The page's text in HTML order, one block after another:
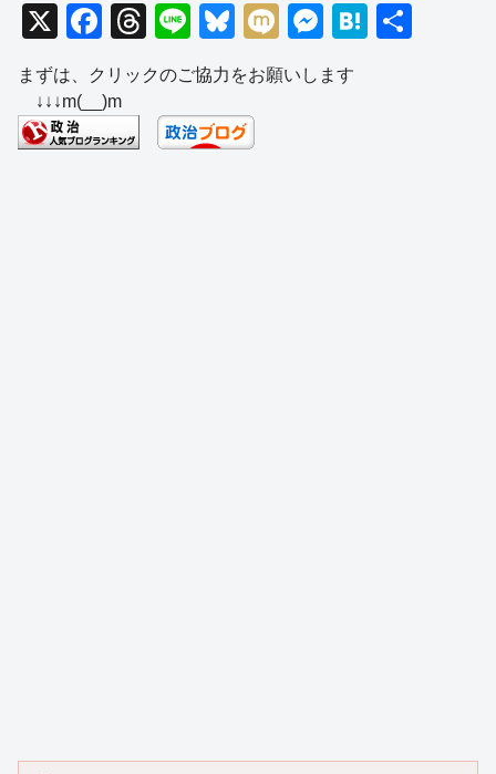
X
F
a
c
e
b
T
hr
e
a
d
Li
n
e
Bl
u
e
sk
y
M
ixi
M
e
ss
H
まずは、クリックのご協力をお願いします
↓↓↓m(__)m